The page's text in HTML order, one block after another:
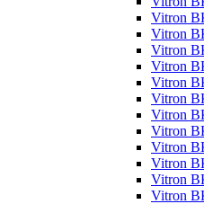
Vitron
Vitron
Vitron
Vitron
Vitron
Vitron
Vitron
Vitron
Vitron
Vitron
Vitron
Vitron